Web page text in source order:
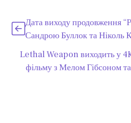
Дата виходу продовження
Сандрою Буллок та Ніколь
Lethal Weapon виходить у
фільму з Мелом Гібсоном